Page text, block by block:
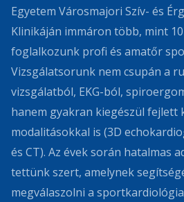
Egyetem Városmajori Szív- és
Klinikáján immáron több, mint
foglalkozunk profi és amatőr
Vizsgálatsorunk nem csupán a
vizsgálatból, EKG-ból,
hanem gyakran kiegészül fejlett
modalitásokkal is (3D
és CT). Az évek során hatalmas
tettünk szert, amelynek
megválaszolni a